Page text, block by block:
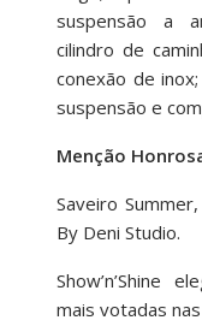
suspensão a
cilindro de
conexão de
suspensão e
Menção
Saveiro
By Deni Studio.
Show’n’Shine
mais votadas